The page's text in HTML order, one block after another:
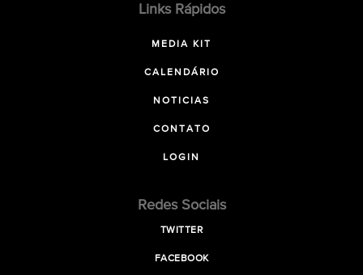
Links Rápidos
MEDIA KIT
CALENDÁRIO
NOTICIAS
CONTATO
LOGIN
Redes Sociais
TWITTER
FACEBOOK